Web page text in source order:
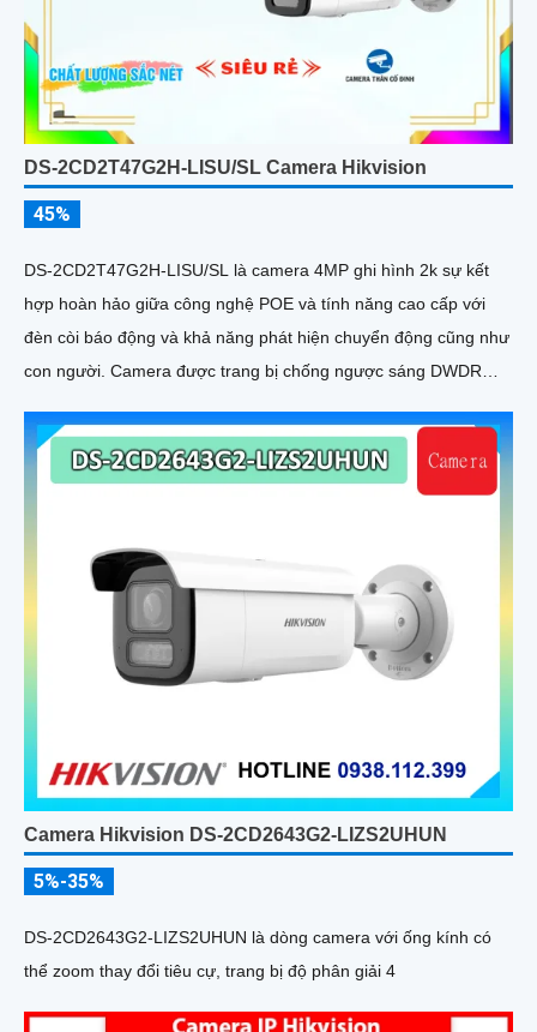
DS-2CD2T47G2H-LISU/SL Camera Hikvision
45%
DS-2CD2T47G2H-LISU/SL là camera 4MP ghi hình 2k sự kết
hợp hoàn hảo giữa công nghệ POE và tính năng cao cấp với
đèn còi báo động và khả năng phát hiện chuyển động cũng như
con người. Camera được trang bị chống ngược sáng DWDR
Camera Hikvision DS-2CD2643G2-LIZS2UHUN
5%-35%
DS-2CD2643G2-LIZS2UHUN là dòng camera với ống kính có
thể zoom thay đổi tiêu cự, trang bị độ phân giải 4